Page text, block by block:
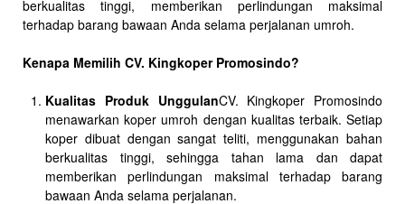
berkualitas tinggi, memberikan perlindungan maksimal
terhadap barang bawaan Anda selama perjalanan umroh.
Kenapa Memilih CV. Kingkoper Promosindo?
Kualitas Produk UnggulanCV. Kingkoper Promosindo
menawarkan koper umroh dengan kualitas terbaik. Setiap
koper dibuat dengan sangat teliti, menggunakan bahan
berkualitas tinggi, sehingga tahan lama dan dapat
memberikan perlindungan maksimal terhadap barang
bawaan Anda selama perjalanan.